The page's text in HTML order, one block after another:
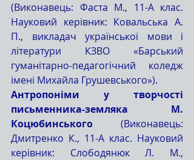
(Виконавець: Фаста М., 11-А клас.
Науковий керівник: Ковальська А.
П., викладач української мови і
літератури КЗВО «Барський
гуманітарно-педагогічний коледж
імені Михайла Грушевського»).
Антропоніми у творчості
письменника-земляка М.
Коцюбинського (Виконавець:
Дмитренко К., 11-А клас. Науковий
керівник: Слободянюк Л. М.,